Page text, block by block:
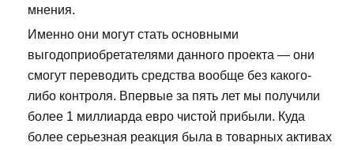
мнения.
Именно они могут стать основными
выгодоприобретателями данного проекта — они
смогут переводить средства вообще без какого-
либо контроля. Впервые за пять лет мы получили
более 1 миллиарда евро чистой прибыли. Куда
более серьезная реакция была в товарных активах